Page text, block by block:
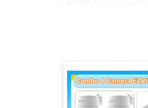
**Bảo mật
**Lưu trữ dữ
Hy vọng những
khác, bạn hãy thoải